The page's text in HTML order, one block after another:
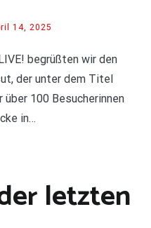
14, 2025
begrüßten wir den
der unter dem Titel
über 100 Besucherinnen
in…
letzten